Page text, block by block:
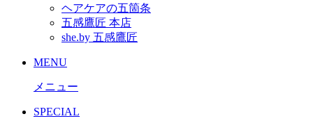
ヘアケアの五箇条
五感鷹匠 本店
she.by 五感鷹匠
MENU
メニュー
SPECIAL